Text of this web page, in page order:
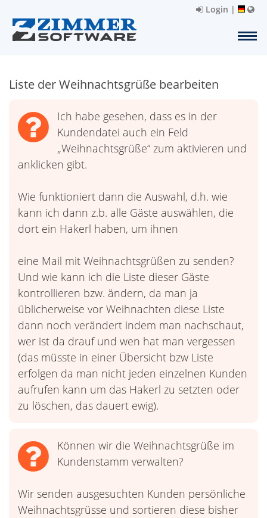
Login |
Liste der Weihnachtsgrüße bearbeiten
Ich habe gesehen, dass es in der
Kundendatei auch ein Feld
„Weihnachtsgrüße“ zum aktivieren und
anklicken gibt.
Wie funktioniert dann die Auswahl, d.h. wie
kann ich dann z.b. alle Gäste auswählen, die
dort ein Hakerl haben, um ihnen
eine Mail mit Weihnachtsgrüßen zu senden?
Und wie kann ich die Liste dieser Gäste
kontrollieren bzw. ändern, da man ja
üblicherweise vor Weihnachten diese Liste
dann noch verändert indem man nachschaut,
wer ist da drauf und wen hat man vergessen
(das müsste in einer Übersicht bzw Liste
erfolgen da man nicht jeden einzelnen Kunden
aufrufen kann um das Hakerl zu setzten oder
zu löschen, das dauert ewig).
Können wir die Weihnachtsgrüße im
Kundenstamm verwalten?
Wir senden ausgesuchten Kunden persönliche
Weihnachtsgrüsse und sortieren diese bisher